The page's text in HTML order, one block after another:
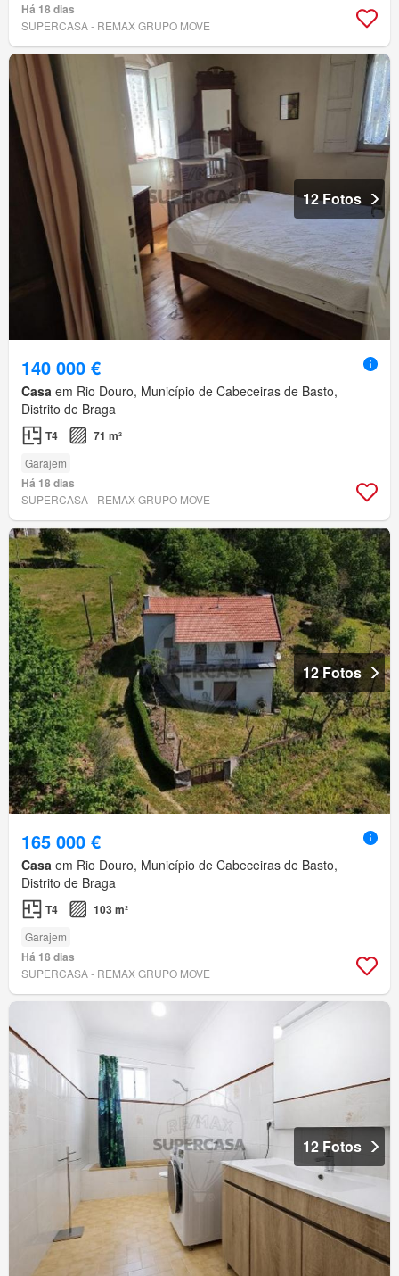
Há 18 dias
SUPERCASA - REMAX GRUPO MOVE
12 Fotos
140 000 €
Casa em Rio Douro, Município de Cabeceiras de Basto,
Distrito de Braga
T4 71 m²
Garajem
Há 18 dias
SUPERCASA - REMAX GRUPO MOVE
12 Fotos
165 000 €
Casa em Rio Douro, Município de Cabeceiras de Basto,
Distrito de Braga
T4 103 m²
Garajem
Há 18 dias
SUPERCASA - REMAX GRUPO MOVE
12 Fotos